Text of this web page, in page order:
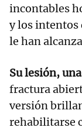
incontables
y los intentos
le han
Su lesión,
fractura
versión
rehabilitarse